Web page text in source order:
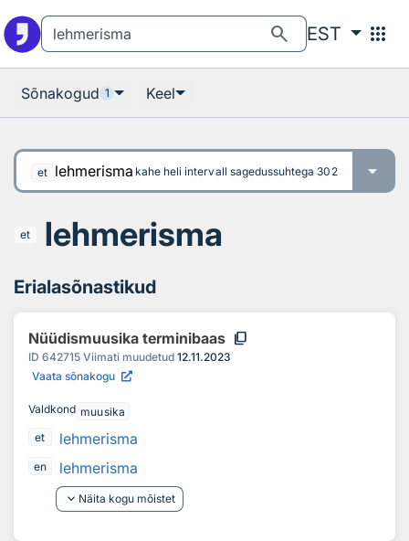
search EST apps
Sõnakogud 1 Keel
et lehmerisma kahe heli intervall sagedussuhtega 3025 / 3024 ehk
et lehmerisma
Erialasõnastikud
Nüüdismuusika terminibaas content_copy
ID 642715 Viimati muudetud 12.11.2023
Vaata sõnakogu
Valdkond muusika
et
lehmerisma
en
lehmerisma
keyboard_arrow_down Näita kogu mõistet